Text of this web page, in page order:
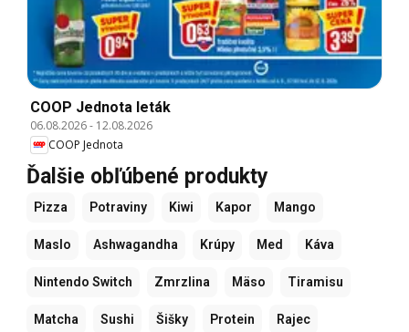
COOP Jednota leták
06.08.2026- 12.08.2026
COOP Jednota
Ďalšie obľúbené produkty
Pizza Potraviny Kiwi Kapor Mango
Maslo Ashwagandha Krúpy Med Káva
Nintendo Switch Zmrzlina Mäso Tiramisu
Matcha Sushi Šišky Protein Rajec